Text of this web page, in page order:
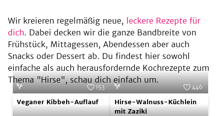
Wir kreieren regelmäßig neue, leckere Rezepte für
dich. Dabei decken wir die ganze Bandbreite von
Frühstück, Mittagessen, Abendessen aber auch
Snacks oder Dessert ab. Du findest hier sowohl
einfache als auch herausfordernde Kochrezepte zum
Thema "Hirse", schau dich einfach um.
Veganer
Kibbeh-
Foto: SevenCooks
153
Veganer Kibbeh-Auflauf
Hirse-
Walnuss-
Foto:SevenCooks
446
Hirse-Walnuss-Küchlein
mit Zaziki